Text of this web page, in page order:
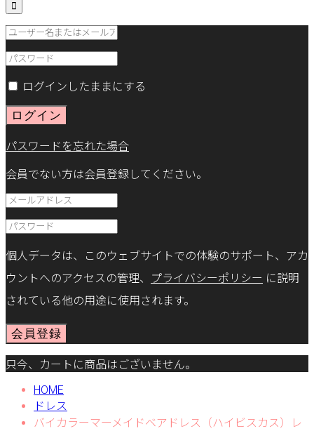

ログインしたままにする
ログイン
パスワードを忘れた場合
会員でない方は会員登録してください。
個人データは、このウェブサイトでの体験のサポート、アカ
ウントへのアクセスの管理、
プライバシーポリシー に説明
されている他の用途に使用されます。
会員登録
只今、カートに商品はございません。
HOME
ドレス
バイカラーマーメイドベアドレス（ハイビスカス）レ